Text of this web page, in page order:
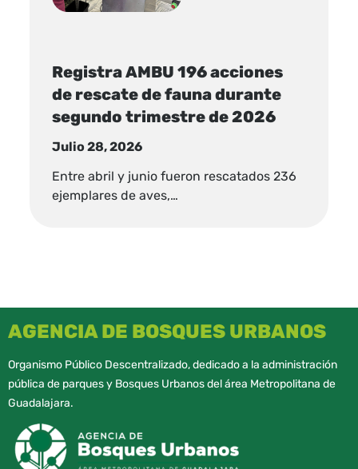
Registra AMBU 196 acciones
de rescate de fauna durante
segundo trimestre de 2026
Julio 28, 2026
Entre abril y junio fueron rescatados 236
ejemplares de aves,…
AGENCIA DE BOSQUES URBANOS
Organismo Público Descentralizado, dedicado a la administración
pública de parques y Bosques Urbanos del área Metropolitana de
Guadalajara.